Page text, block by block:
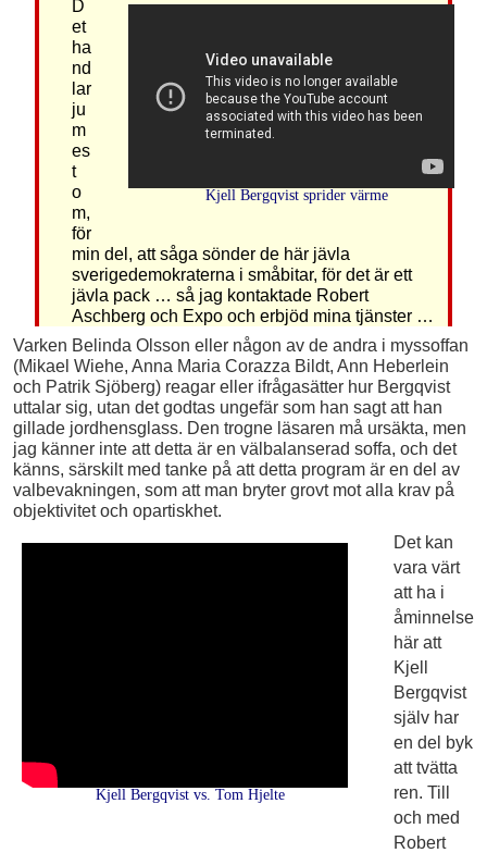
Kjell Bergqvist sprider värme
D
et
ha
nd
lar
ju
m
es
t
o
m,
för
min del, att såga sönder de här jävla
sverigedemokraterna i småbitar, för det är ett
jävla pack … så jag kontaktade Robert
Aschberg och Expo och erbjöd mina tjänster …
Varken Belinda Olsson eller någon av de andra i myssoffan
(Mikael Wiehe, Anna Maria Corazza Bildt, Ann Heberlein
och Patrik Sjöberg) reagar eller ifrågasätter hur Bergqvist
uttalar sig, utan det godtas ungefär som han sagt att han
gillade jordhensglass. Den trogne läsaren må ursäkta, men
jag känner inte att detta är en välbalanserad soffa, och det
känns, särskilt med tanke på att detta program är en del av
valbevakningen, som att man bryter grovt mot alla krav på
objektivitet och opartiskhet.
Kjell Bergqvist vs. Tom Hjelte
Det kan
vara värt
att ha i
åminnelse
här att
Kjell
Bergqvist
själv har
en del byk
att tvätta
ren. Till
och med
Robert